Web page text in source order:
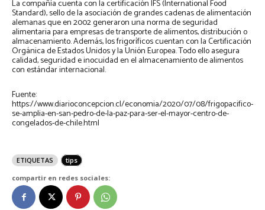
La compañía cuenta con la certificación IFS (International Food
Standard), sello de la asociación de grandes cadenas de alimentación
alemanas que en 2002 generaron una norma de seguridad
alimentaria para empresas de transporte de alimentos, distribución o
almacenamiento. Además, los frigoríficos cuentan con la Certificación
Orgánica de Estados Unidos y la Unión Europea. Todo ello asegura
calidad, seguridad e inocuidad en el almacenamiento de alimentos
con estándar internacional.
Fuente:
https://www.diarioconcepcion.cl/economia/2020/07/08/frigopacifico-
se-amplia-en-san-pedro-de-la-paz-para-ser-el-mayor-centro-de-
congelados-de-chile.html
ETIQUETAS
tips
compartir en redes sociales: